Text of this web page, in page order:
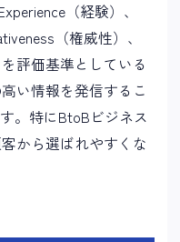
（経験）、
（権威性）、
評価基準としている
い情報を発信するこ
。特にBtoBビジネス
から選ばれやすくな